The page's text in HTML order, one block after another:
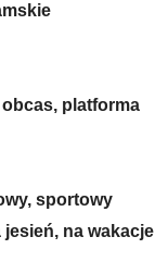
obcas, platforma
sportowy
na wakacje